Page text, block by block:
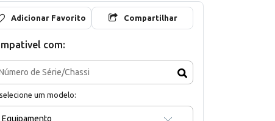
Adicionar Favorito Compartilhar
com:
um modelo:
Equipamento